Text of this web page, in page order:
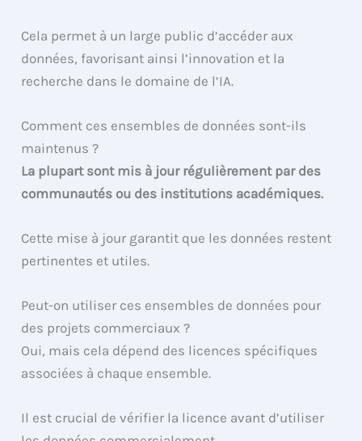
Cela permet à un large public d’accéder aux
données, favorisant ainsi l’innovation et la
recherche dans le domaine de l’IA.
Comment ces ensembles de données sont-ils
maintenus ?
La plupart sont mis à jour régulièrement par des
communautés ou des institutions académiques.
Cette mise à jour garantit que les données restent
pertinentes et utiles.
Peut-on utiliser ces ensembles de données pour
des projets commerciaux ?
Oui, mais cela dépend des licences spécifiques
associées à chaque ensemble.
Il est crucial de vérifier la licence avant d’utiliser